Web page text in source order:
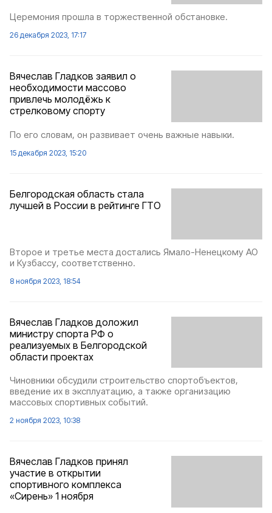
Церемония прошла в торжественной обстановке.
26 декабря 2023, 17:17
Вячеслав Гладков заявил о
необходимости массово
привлечь молодёжь к
стрелковому спорту
По его словам, он развивает очень важные навыки.
15 декабря 2023, 15:20
Белгородская область стала
лучшей в России в рейтинге ГТО
Второе и третье места достались Ямало-Ненецкому АО
и Кузбассу, соответственно.
8 ноября 2023, 18:54
Вячеслав Гладков доложил
министру спорта РФ о
реализуемых в Белгородской
области проектах
Чиновники обсудили строительство спортобъектов,
введение их в эксплуатацию, а также организацию
массовых спортивных событий.
2 ноября 2023, 10:38
Вячеслав Гладков принял
участие в открытии
спортивного комплекса
«Сирень» 1 ноября